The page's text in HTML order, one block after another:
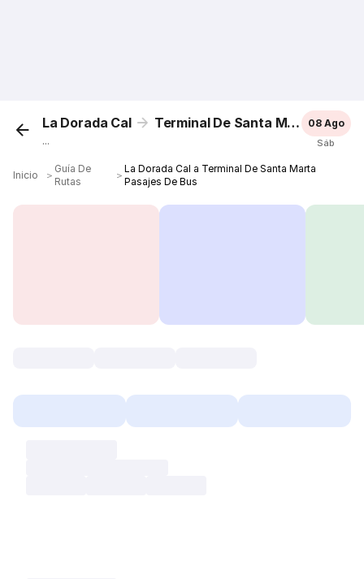
La Dorada Cal Terminal De Santa Marta
...
08 Ago
Sáb
Inicio ＞
Guía De
Rutas
＞
La Dorada Cal a Terminal De Santa Marta
Pasajes De Bus